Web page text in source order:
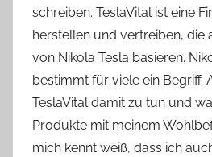
v
o
n
n
e
schreiben. TeslaVital ist eine
herstellen und vertreiben, die
von Nikola Tesla basieren.
bestimmt für viele ein Begriff.
TeslaVital damit zu tun und
Produkte mit meinem
mich kennt weiß, dass ich